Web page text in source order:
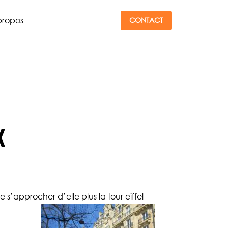
CONTACT
s’approcher d’elle plus la tour eiffel